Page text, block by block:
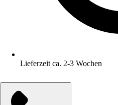
Lieferzeit ca. 2-3 Wochen